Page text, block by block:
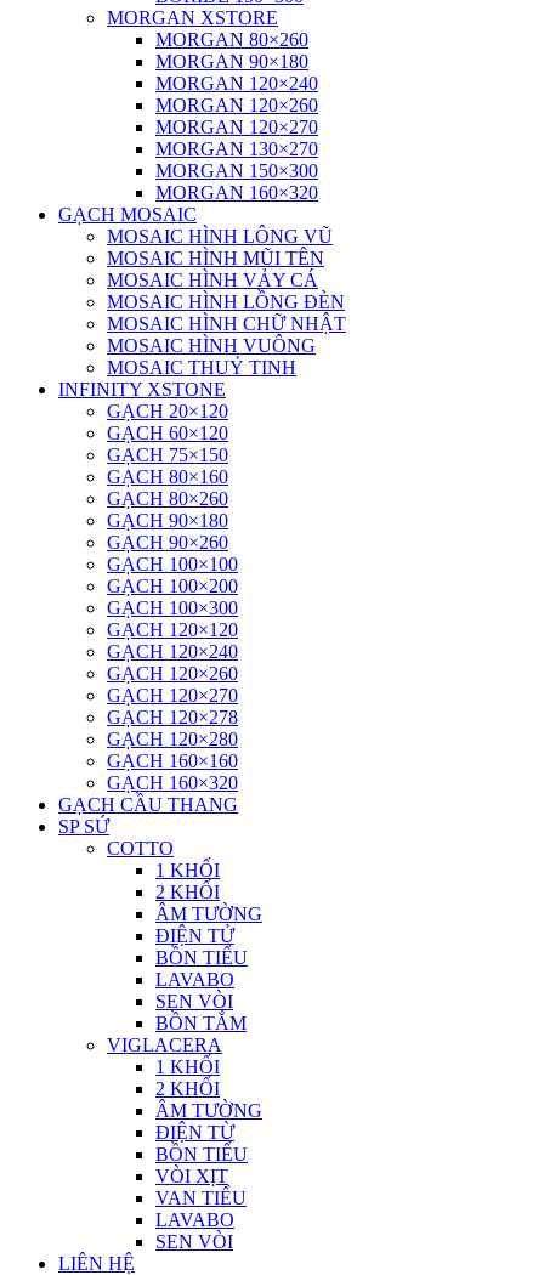
MORGAN XSTORE
MORGAN 80×260
MORGAN 90×180
MORGAN 120×240
MORGAN 120×260
MORGAN 120×270
MORGAN 130×270
MORGAN 150×300
MORGAN 160×320
GẠCH MOSAIC
MOSAIC HÌNH LÔNG VŨ
MOSAIC HÌNH MŨI TÊN
MOSAIC HÌNH VẢY CÁ
MOSAIC HÌNH LỒNG ĐÈN
MOSAIC HÌNH CHỮ NHẬT
MOSAIC HÌNH VUÔNG
MOSAIC THUỶ TINH
INFINITY XSTONE
GẠCH 20×120
GẠCH 60×120
GẠCH 75×150
GẠCH 80×160
GẠCH 80×260
GẠCH 90×180
GẠCH 90×260
GẠCH 100×100
GẠCH 100×200
GẠCH 100×300
GẠCH 120×120
GẠCH 120×240
GẠCH 120×260
GẠCH 120×270
GẠCH 120×278
GẠCH 120×280
GẠCH 160×160
GẠCH 160×320
GẠCH CẦU THANG
SP SỨ
COTTO
1 KHỐI
2 KHỐI
ÂM TƯỜNG
ĐIỆN TỬ
BỒN TIỂU
LAVABO
SEN VÒI
BỒN TẮM
VIGLACERA
1 KHỐI
2 KHỐI
ÂM TƯỜNG
ĐIỆN TỪ
BỒN TIỂU
VÒI XỊT
VAN TIỂU
LAVABO
SEN VÒI
LIÊN HỆ